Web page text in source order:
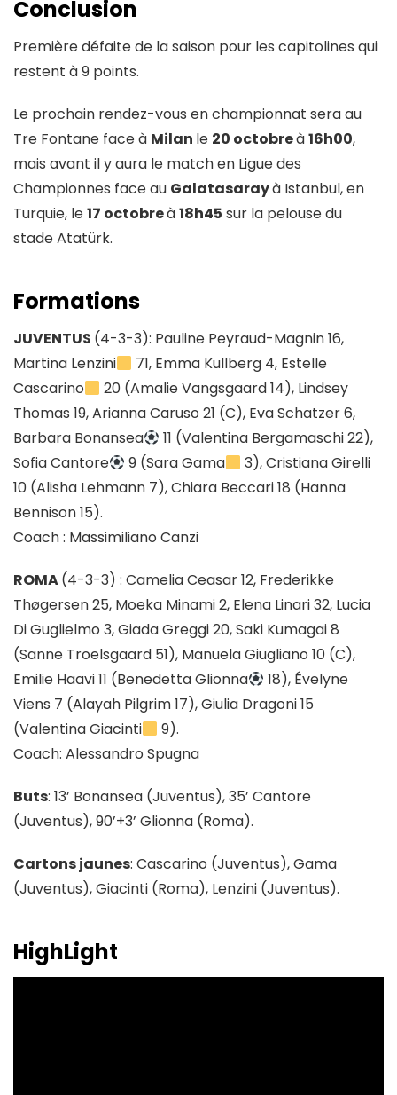
Conclusion
Première défaite de la saison pour les capitolines qui
restent à 9 points.
Le prochain rendez-vous en championnat sera au
Tre Fontane face à Milan le 20 octobreà16h00,
mais avant il y aura le match en Ligue des
Championnes face au Galatasarayà Istanbul, en
Turquie, le17 octobreà18h45 sur la pelouse du
stade Atatürk.
Formations
JUVENTUS (4-3-3): Pauline Peyraud-Magnin 16,
Martina Lenzini
71, Emma Kullberg 4, Estelle
Cascarino
20 (Amalie Vangsgaard 14), Lindsey
Thomas 19, Arianna Caruso 21 (C), Eva Schatzer 6,
Barbara Bonansea
11 (Valentina Bergamaschi 22),
Sofia Cantore
9 (Sara Gama
3), Cristiana Girelli
10 (Alisha Lehmann 7), Chiara Beccari 18 (Hanna
Bennison 15).
Coach : Massimiliano Canzi
ROMA(4-3-3) : Camelia Ceasar 12, Frederikke
Thøgersen 25, Moeka Minami 2, Elena Linari 32, Lucia
Di Guglielmo 3, Giada Greggi 20, Saki Kumagai 8
(Sanne Troelsgaard 51), Manuela Giugliano 10 (C),
Emilie Haavi 11 (Benedetta Glionna
18), Évelyne
Viens 7 (Alayah Pilgrim 17), Giulia Dragoni 15
(Valentina Giacinti
9).
Coach: Alessandro Spugna
Buts: 13’ Bonansea (Juventus), 35’ Cantore
(Juventus), 90’+3’ Glionna (Roma).
Cartons jaunes: Cascarino (Juventus), Gama
(Juventus), Giacinti (Roma), Lenzini (Juventus).
HighLight